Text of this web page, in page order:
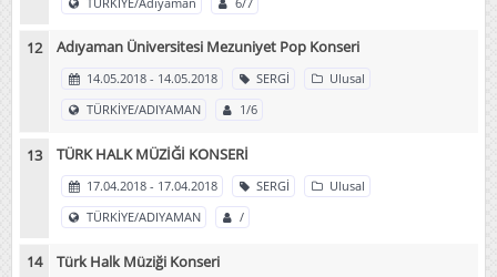
TÜRKİYE/Adıyaman
6/7
Adıyaman Üniversitesi Mezuniyet Pop Konseri
14.05.2018 - 14.05.2018 SERGİ
Ulusal
TÜRKİYE/ADIYAMAN
1/6
TÜRK HALK MÜZİĞİ KONSERİ
17.04.2018 - 17.04.2018 SERGİ
Ulusal
TÜRKİYE/ADIYAMAN
/
Türk Halk Müziği Konseri